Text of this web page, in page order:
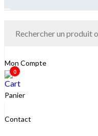
Mon Compte
0
Panier
Contact